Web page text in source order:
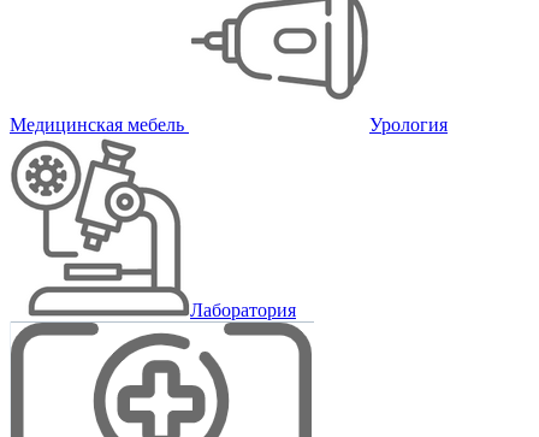
Медицинская мебель Урология
Лаборатория